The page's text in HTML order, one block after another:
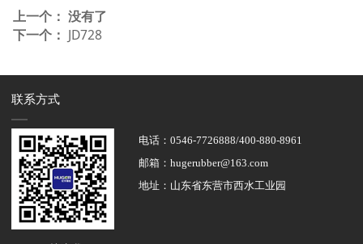
上一个： 没有了
下一个： JD728
联系方式
电话：0546-7726888/400-880-8961
邮箱：hugerubber@163.com
地址：山东省东营市西水工业园